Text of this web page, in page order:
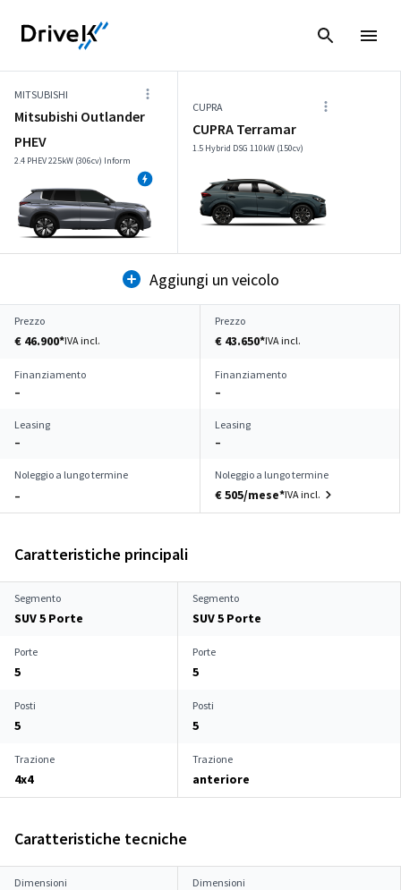
MITSUBISHI
Mitsubishi Outlander
PHEV
2.4 PHEV 225kW (306cv) Inform
CUPRA
CUPRA Terramar
1.5 Hybrid DSG 110kW (150cv)
Aggiungi un veicolo
Prezzo
€ 46.900*IVA incl.
Prezzo
€ 43.650*IVA incl.
Finanziamento
–
Finanziamento
–
Leasing
–
Leasing
–
Noleggio a lungo termine
–
Noleggio a lungo termine
€ 505/mese*IVA incl.
Caratteristiche principali
Segmento
SUV 5 Porte
Segmento
SUV 5 Porte
Porte
5
Porte
5
Posti
5
Posti
5
Trazione
4x4
Trazione
anteriore
Caratteristiche tecniche
Dimensioni Dimensioni